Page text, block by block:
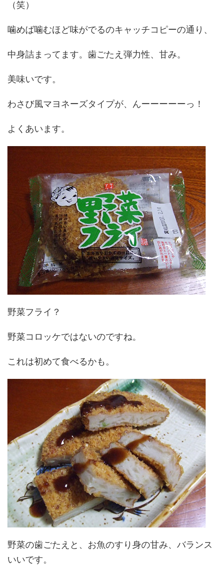
（笑）
噛めば噛むほど味がでるのキャッチコピーの通り、
中身詰まってます。歯ごたえ弾力性、甘み。
美味いです。
わさび風マヨネーズタイプが、んーーーーーっ！
よくあいます。
野菜フライ？
野菜コロッケではないのですね。
これは初めて食べるかも。
野菜の歯ごたえと、お魚のすり身の甘み、バランス
いいです。